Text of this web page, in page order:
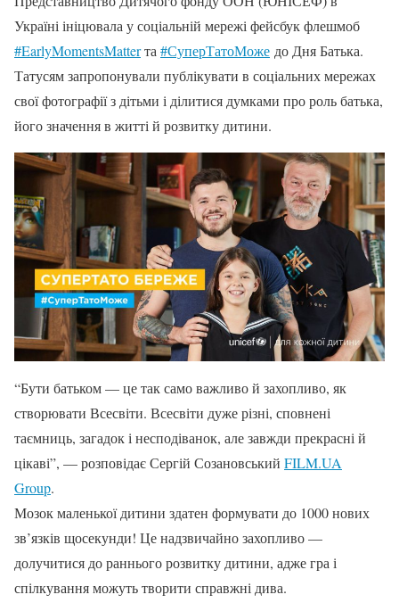
Україні ініцювала у соціальній мережі фейсбук флешмоб
#EarlyMomentsMatterта #СуперТатоМоже до Дня Батька.
Татусям запропонували публікувати в соціальних мережах
свої фотографії з дітьми і ділитися думками про роль батька,
його значення в житті й розвитку дитини.
“Бути батьком — це так само важливо й захопливо, як
створювати Всесвіти. Всесвіти дуже різні, сповнені
таємниць, загадок і несподіванок, але завжди прекрасні й
цікаві”, — розповідає Сергій Созановський FILM.UA
Group.
Мозок маленької дитини здатен формувати до 1000 нових
зв’язків щосекунди! Це надзвичайно захопливо —
долучитися до раннього розвитку дитини, адже гра і
спілкування можуть творити справжні дива.